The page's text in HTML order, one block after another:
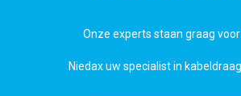
Onze experts staan graag voor
Niedax uw specialist in